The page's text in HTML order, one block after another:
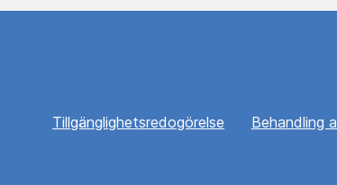
Tillgänglighetsredogörelse Behandling